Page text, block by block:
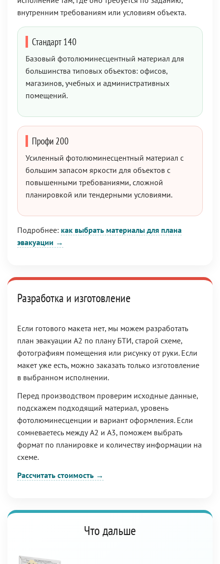
внутренним требованиям или условиям объекта.
Стандарт 140
Базовый фотолюминесцентный материал для
большинства типовых объектов: офисов,
магазинов, учебных и административных
помещений.
Профи 200
Усиленный фотолюминесцентный материал с
большим запасом яркости для объектов с
повышенными требованиями, сложной
планировкой или тендерными условиями.
Подробнее: как выбрать материалы для плана
эвакуации →
Разработка и изготовление
Если готового макета нет, мы можем разработать
план эвакуации А2 по плану БТИ, старой схеме,
фотографиям помещения или рисунку от руки. Если
макет уже есть, можно заказать только изготовление
в выбранном исполнении.
Перед производством проверим исходные данные,
подскажем подходящий материал, уровень
фотолюминесценции и вариант оформления. Если
сомневаетесь между А2 и А3, поможем выбрать
формат по планировке и количеству информации на
схеме.
Рассчитать стоимость →
Что дальше